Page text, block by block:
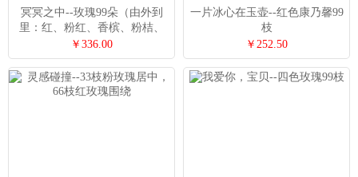
冥冥之中--玫瑰99朵（由外到
里：红、粉红、香槟、粉桔、
白）
￥336.00
一片冰心在玉壶--红色康乃馨99
枝
￥252.50